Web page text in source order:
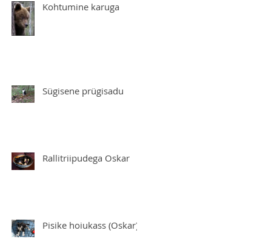
Kohtumine karuga
Sügisene prügisadu
Rallitriipudega Oskar
Pisike hoiukass (Oskar)